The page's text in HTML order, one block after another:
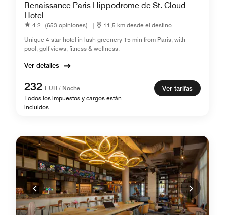
Renaissance Paris Hippodrome de St. Cloud
Hotel
4.2 (653 opiniones) |
11,5 km desde el destino
Unique 4-star hotel in lush greenery 15 min from Paris, with
pool, golf views, fitness & wellness.
Ver detalles
232 EUR / Noche
Todos los impuestos y cargos están
incluidos
Ver tarifas